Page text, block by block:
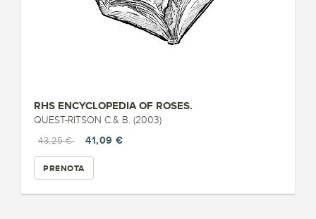
RHS ENCYCLOPEDIA OF ROSES.
QUEST-RITSON C.& B. (2003)
43,25 €
41,09 €
PRENOTA